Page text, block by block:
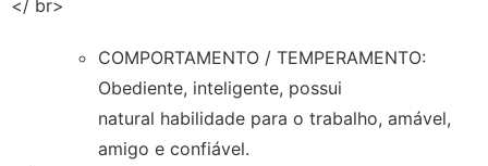
</ br>
COMPORTAMENTO / TEMPERAMENTO:
Obediente, inteligente, possui
natural habilidade para o trabalho, amável,
amigo e confiável.